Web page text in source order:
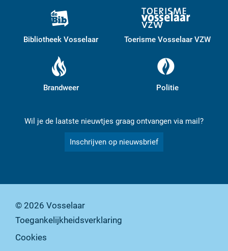
Bibliotheek Vosselaar Toerisme Vosselaar VZW
Brandweer Politie
Wil je de laatste nieuwtjes graag ontvangen via mail?
Inschrijven op nieuwsbrief
© 2026 Vosselaar
Toegankelijkheidsverklaring
Cookies